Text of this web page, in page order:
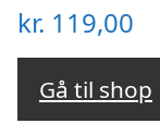
kr. 119,00
Gå til shop